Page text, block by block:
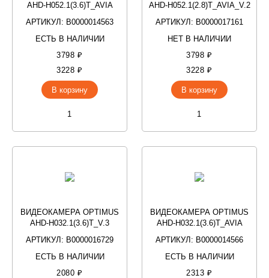
AHD-H052.1(3.6)T_AVIA
АРТИКУЛ: В0000014563
ЕСТЬ В НАЛИЧИИ
3798 ₽
3228 ₽
В корзину
AHD-H052.1(2.8)T_AVIA_V.2
АРТИКУЛ: В0000017161
НЕТ В НАЛИЧИИ
3798 ₽
3228 ₽
В корзину
ВИДЕОКАМЕРА OPTIMUS
AHD-H032.1(3.6)T_V.3
АРТИКУЛ: В0000016729
ЕСТЬ В НАЛИЧИИ
2080 ₽
ВИДЕОКАМЕРА OPTIMUS
AHD-H032.1(3.6)T_AVIA
АРТИКУЛ: В0000014566
ЕСТЬ В НАЛИЧИИ
2313 ₽